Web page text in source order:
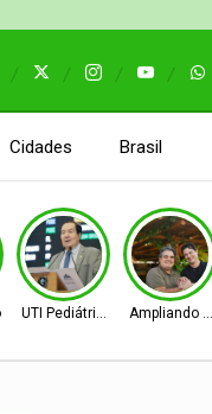
Cidades Brasil
UTI Pediátrica Ampliando